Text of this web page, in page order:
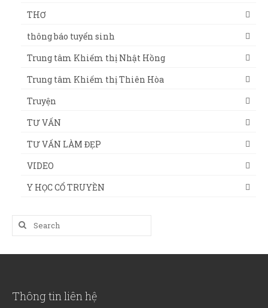
THƠ
thông báo tuyển sinh
Trung tâm Khiếm thị Nhật Hồng
Trung tâm Khiếm thị Thiên Hòa
Truyện
TƯ VẤN
TƯ VẤN LÀM ĐẸP
VIDEO
Y HỌC CỔ TRUYỀN
Search
for:
Thông tin liên hệ